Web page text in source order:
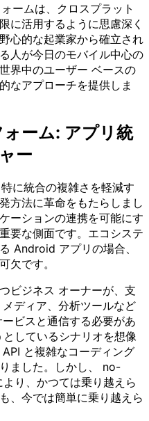
ームは、クロスプラット
に活用するように思慮深く
心的な起業家から確立され
人が今日のモバイル中心の
界中のユーザー ベースの
なアプローチを提供しま
ーム: アプリ統
ー
に統合の複雑さを軽減す
方法に革命をもたらしまし
ーションの連携を可能にす
要な側面です。エコシステ
Android アプリの場合、
欠です。
ビジネス オーナーが、支
ディア、分析ツールなど
ビスと通信する必要があ
しているシナリオを想像
と複雑なコーディング
ました。しかし、 no-
り、かつては乗り越えら
、今では簡単に乗り越えら